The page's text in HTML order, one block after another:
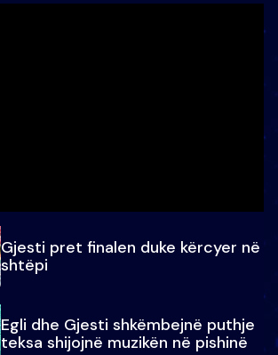
Gjesti pret finalen duke kërcyer në
shtëpi
Egli dhe Gjesti shkëmbejnë puthje
teksa shijojnë muzikën në pishinë